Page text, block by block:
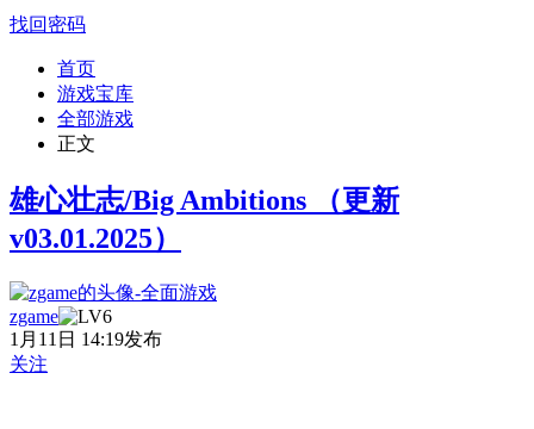
找回密码
首页
游戏宝库
全部游戏
正文
雄心壮志/Big Ambitions （更新
v03.01.2025）
zgame
1月11日 14:19发布
关注